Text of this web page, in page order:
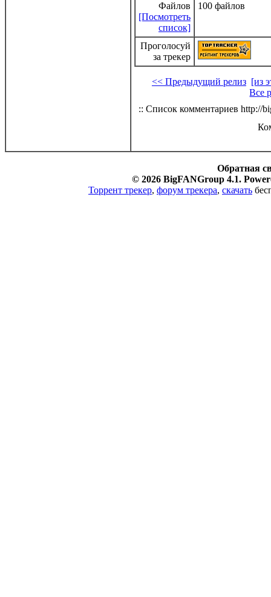
Файлов
[Посмотреть
список]
100 файлов
Проголосуй
за трекер
<< Предыдущий релиз [из
Все
:: Список комментариев http://
Обратная
© 2026 BigFANGroup 4.1.
Торрент трекер, форум трекера, скачать